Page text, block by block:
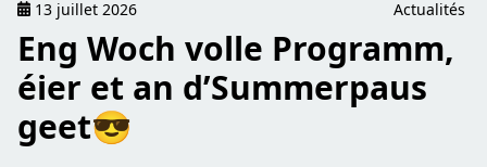
13 juillet 2026 Actualités
Eng Woch volle Programm,
éier et an d’Summerpaus
geet😎